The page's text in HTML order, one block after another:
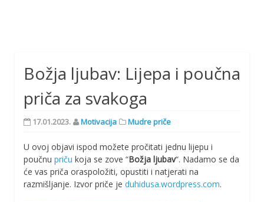
Božja ljubav: Lijepa i poučna
priča za svakoga
17.01.2023. Motivacija Mudre priče
U ovoj objavi ispod možete pročitati jednu lijepu i
poučnu priču koja se zove “Božja ljubav“. Nadamo se da
će vas priča oraspoložiti, opustiti i natjerati na
razmišljanje. Izvor priče je duhidusa.wordpress.com.